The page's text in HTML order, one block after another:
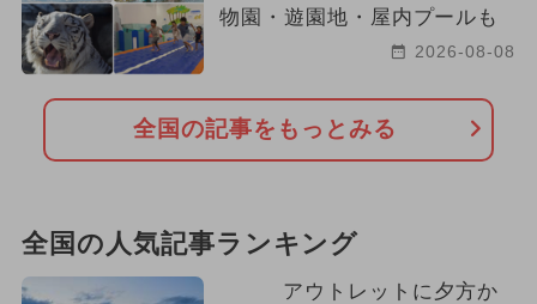
物園・遊園地・屋内プールも
2026-08-08
全国の記事をもっとみる
全国の人気記事ランキング
アウトレットに夕方か